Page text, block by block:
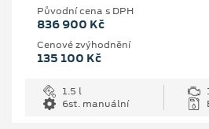
Původní cena s DPH
836 900 Kč
Cenové zvýhodnění
135 100 Kč
1.5 l
6st. manuální